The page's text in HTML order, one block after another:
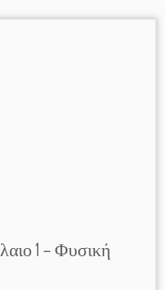
1 – Φυσική